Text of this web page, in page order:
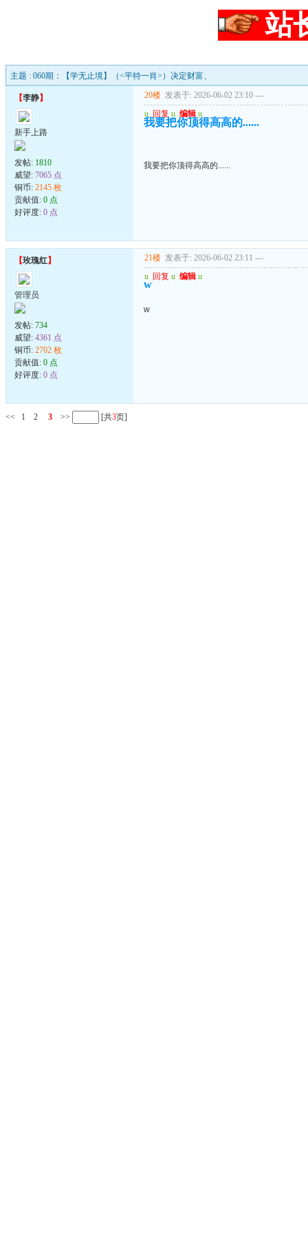
站
主题 : 060期：【学无止境】（<平特一肖>）决定财富、
【李静】
新手上路
发帖: 1810
威望: 7065 点
铜币: 2145 枚
贡献值: 0 点
好评度: 0 点
20楼 发表于: 2026-06-02 23:10 ---
u 回复 u 编辑 u
我要把你顶得高高的......
我要把你顶得高高的......
【玫瑰红】
管理员
发帖: 734
威望: 4361 点
铜币: 2702 枚
贡献值: 0 点
好评度: 0 点
21楼 发表于: 2026-06-02 23:11 ---
u 回复 u 编辑 u
w
w
<< 1 2 3 >> [共3页]